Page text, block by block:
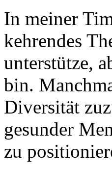
In meiner
kehrendes
unterstütze,
bin.
Diversität
gesunder
zu